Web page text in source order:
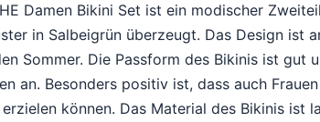
Damen Bikini Set ist ein modischer
in Salbeigrün überzeugt. Das Design ist
Sommer. Die Passform des Bikinis ist gut
an. Besonders positiv ist, dass auch
können. Das Material des Bikinis ist